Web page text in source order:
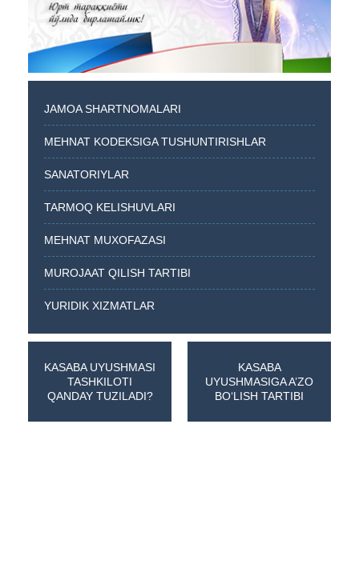
JAMOA SHARTNOMALARI
MEHNAT KODEKSIGA TUSHUNTIRISHLAR
SANATORIYLAR
TARMOQ KELISHUVLARI
MEHNAT MUXOFAZASI
MUROJAAT QILISH TARTIBI
YURIDIK XIZMATLAR
KASABA UYUSHMASI
TASHKILOTI
QANDAY TUZILADI?
KASABA
UYUSHMASIGA A’ZO
BO‘LISH TARTIBI